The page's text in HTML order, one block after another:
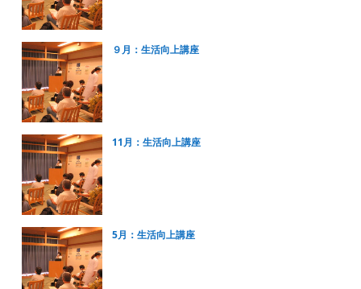
９月：生活向上講座
11月：生活向上講座
5月：生活向上講座